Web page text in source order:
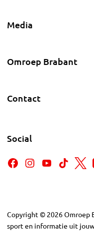
Media
Omroep Brabant
Contact
Social
Copyright © 2026Omroep
sport en informatie uit